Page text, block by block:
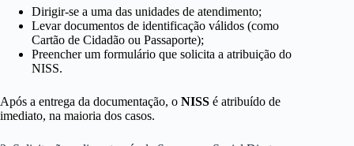
Dirigir-se a uma das unidades de atendimento;
Levar documentos de identificação válidos (como
Cartão de Cidadão ou Passaporte);
Preencher um formulário que solicita a atribuição do
NISS.
Após a entrega da documentação, o NISS é atribuído de
imediato, na maioria dos casos.